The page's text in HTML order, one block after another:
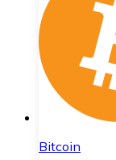
Bitcoin